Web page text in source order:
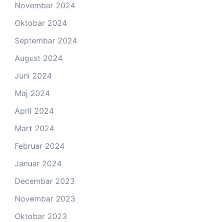
Novembar 2024
Oktobar 2024
Septembar 2024
August 2024
Juni 2024
Maj 2024
April 2024
Mart 2024
Februar 2024
Januar 2024
Decembar 2023
Novembar 2023
Oktobar 2023